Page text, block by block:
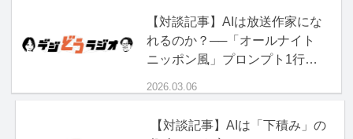
【対談記事】AIは放送作家にな
れるのか？──「オールナイト
ニッポン風」プロンプト1行の
2026.03.06
【対談記事】AIは「下積み」の